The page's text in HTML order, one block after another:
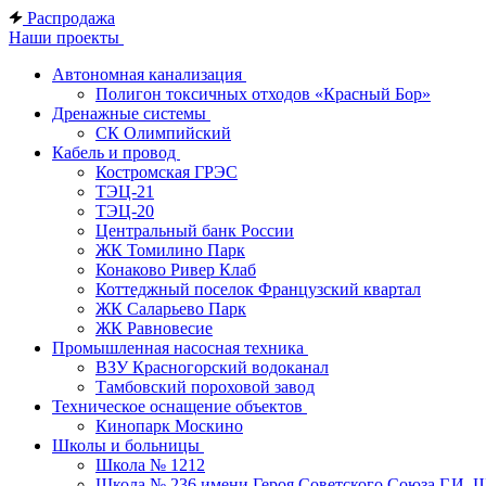
Распродажа
Наши проекты
Автономная канализация
Полигон токсичных отходов «Красный Бор»
Дренажные системы
СК Олимпийский
Кабель и провод
Костромская ГРЭС
ТЭЦ-21
ТЭЦ-20
Центральный банк России
ЖК Томилино Парк
Конаково Ривер Клаб
Коттеджный поселок Французский квартал
ЖК Саларьево Парк
ЖК Равновесие
Промышленная насосная техника
ВЗУ Красногорский водоканал
Тамбовский пороховой завод
Техническое оснащение объектов
Кинопарк Москино
Школы и больницы
Школа № 1212